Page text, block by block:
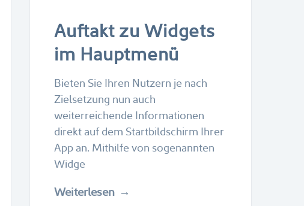
Auftakt zu Widgets
im Hauptmenü
Bieten Sie Ihren Nutzern je nach
Zielsetzung nun auch
weiterreichende Informationen
direkt auf dem Startbildschirm Ihrer
App an. Mithilfe von sogenannten
Widge
Weiterlesen